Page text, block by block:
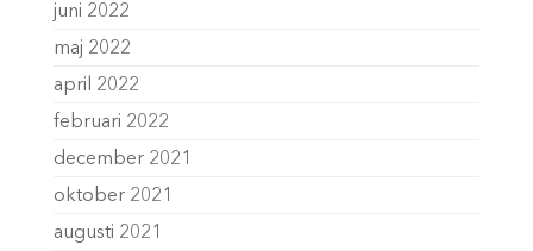
juni 2022
maj 2022
april 2022
februari 2022
december 2021
oktober 2021
augusti 2021